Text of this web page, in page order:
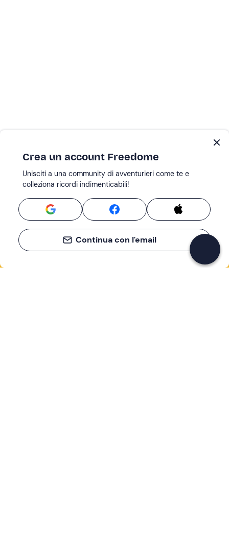
Se non sai mai cosa fare, sai cosa fare
Crea un account Freedome
Unisciti a una community di avventurieri come te e
colleziona ricordi indimenticabili!
Continua con l'email